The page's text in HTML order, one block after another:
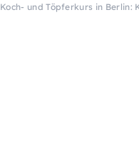
Koch- und Töpferkurs in Berlin: